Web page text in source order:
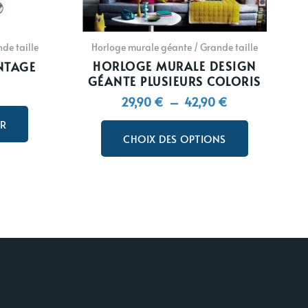
taille Horloge murale géante / Grande taille
HORLOGE MURALE DESIGN
GÉANTE PLUSIEURS COLORIS
29,90 € – 42,90 €
CHOIX DES OPTIONS
choisies
sur
la
page
du